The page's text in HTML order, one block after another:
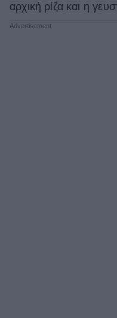
αρχική ρίζα και η